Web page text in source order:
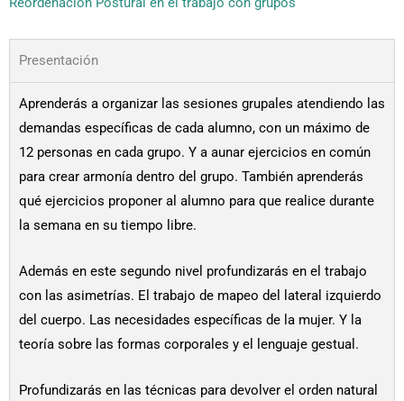
Presentación
Aprenderás a organizar las sesiones grupales atendiendo las
demandas específicas de cada alumno, con un máximo de
12 personas en cada grupo. Y a aunar ejercicios en común
para crear armonía dentro del grupo. También aprenderás
qué ejercicios proponer al alumno para que realice durante
la semana en su tiempo libre.
Además en este segundo nivel profundizarás en el trabajo
con las asimetrías. El trabajo de mapeo del lateral izquierdo
del cuerpo. Las necesidades específicas de la mujer. Y la
teoría sobre las formas corporales y el lenguaje gestual.
Profundizarás en las técnicas para devolver el orden natural